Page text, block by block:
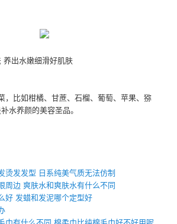
养出水嫩细滑好肌肤
，比如柑橘、甘蔗、石榴、葡萄、苹果、猕
水养颜的美容圣品。
烫发发型 日系纯美气质无法仿制
周边 爽肤水和爽肤水有什么不同
好 发蜡和发泥哪个定型好
巾有什么不同 棉柔巾比纯棉毛巾好不好用呢